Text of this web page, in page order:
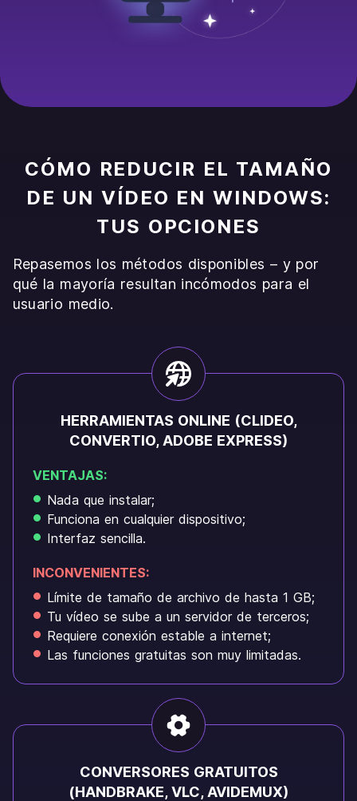
CÓMO REDUCIR EL TAMAÑO
DE UN VÍDEO EN WINDOWS:
TUS OPCIONES
Repasemos los métodos disponibles – y por
qué la mayoría resultan incómodos para el
usuario medio.
HERRAMIENTAS ONLINE (CLIDEO,
CONVERTIO, ADOBE EXPRESS)
VENTAJAS:
Nada que instalar;
Funciona en cualquier dispositivo;
Interfaz sencilla.
INCONVENIENTES:
Límite de tamaño de archivo de hasta 1 GB;
Tu vídeo se sube a un servidor de terceros;
Requiere conexión estable a internet;
Las funciones gratuitas son muy limitadas.
CONVERSORES GRATUITOS
(HANDBRAKE, VLC, AVIDEMUX)